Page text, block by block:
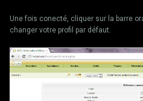
Une fois conecté, cliquer sur la barre
changer votre profil par défaut.